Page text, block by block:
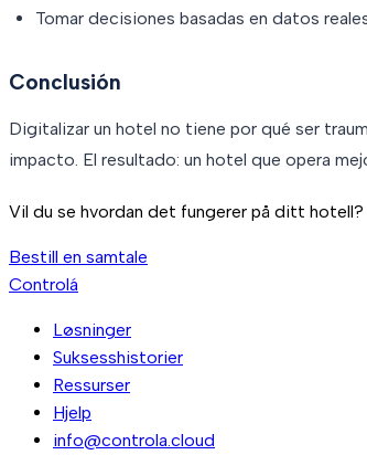
Tomar decisiones basadas en datos
Conclusión
Digitalizar un hotel no tiene por qué ser
impacto. El resultado: un hotel que opera
Vil du se hvordan det fungerer på ditt hotell?
Bestill en samtale
Controlá
Løsninger
Suksesshistorier
Ressurser
Hjelp
info@controla.cloud